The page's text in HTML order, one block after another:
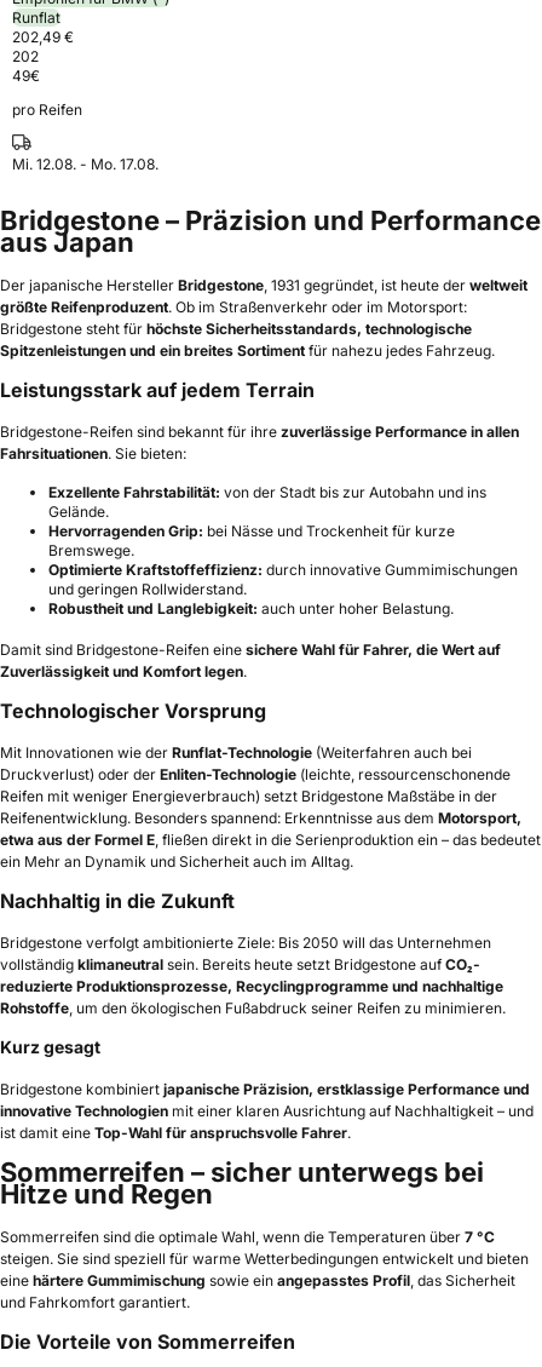
Runflat
202,49 €
202
49€
pro Reifen
Mi. 12.08. - Mo. 17.08.
Bridgestone – Präzision und Performance
aus Japan
Der japanische Hersteller Bridgestone , 1931 gegründet, ist heute der weltweit
größte Reifenproduzent. Ob im Straßenverkehr oder im Motorsport:
Bridgestone steht für höchste Sicherheitsstandards, technologische
Spitzenleistungen und ein breites Sortiment für nahezu jedes Fahrzeug.
Leistungsstark auf jedem Terrain
Bridgestone-Reifen sind bekannt für ihre zuverlässige Performance in allen
Fahrsituationen. Sie bieten:
Exzellente Fahrstabilität: von der Stadt bis zur Autobahn und ins
Gelände.
Hervorragenden Grip: bei Nässe und Trockenheit für kurze
Bremswege.
Optimierte Kraftstoffeffizienz: durch innovative Gummimischungen
und geringen Rollwiderstand.
Robustheit und Langlebigkeit: auch unter hoher Belastung.
Damit sind Bridgestone-Reifen eine sichere Wahl für Fahrer, die Wert auf
Zuverlässigkeit und Komfort legen.
Technologischer Vorsprung
Mit Innovationen wie der Runflat-Technologie (Weiterfahren auch bei
Druckverlust) oder der Enliten-Technologie (leichte, ressourcenschonende
Reifen mit weniger Energieverbrauch) setzt Bridgestone Maßstäbe in der
Reifenentwicklung. Besonders spannend: Erkenntnisse aus dem Motorsport,
etwa aus der Formel E , fließen direkt in die Serienproduktion ein – das bedeutet
ein Mehr an Dynamik und Sicherheit auch im Alltag.
Nachhaltig in die Zukunft
Bridgestone verfolgt ambitionierte Ziele: Bis 2050 will das Unternehmen
vollständig klimaneutral sein. Bereits heute setzt Bridgestone aufCO₂-
reduzierte Produktionsprozesse, Recyclingprogramme und nachhaltige
Rohstoffe , um den ökologischen Fußabdruck seiner Reifen zu minimieren.
Kurz gesagt
Bridgestone kombiniert japanische Präzision, erstklassige Performance und
innovative Technologien mit einer klaren Ausrichtung auf Nachhaltigkeit – und
ist damit eine Top-Wahl für anspruchsvolle Fahrer.
Sommerreifen – sicher unterwegs bei
Hitze und Regen
Sommerreifen sind die optimale Wahl, wenn die Temperaturen über 7 °C
steigen. Sie sind speziell für warme Wetterbedingungen entwickelt und bieten
eine härtere Gummimischung sowie ein angepasstes Profil , das Sicherheit
und Fahrkomfort garantiert.
Die Vorteile von Sommerreifen